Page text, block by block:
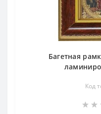
Багетная
Код